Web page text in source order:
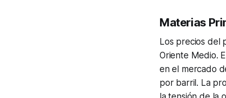
Materias
Los precios del
Oriente Medio.
en el mercado
por barril. La